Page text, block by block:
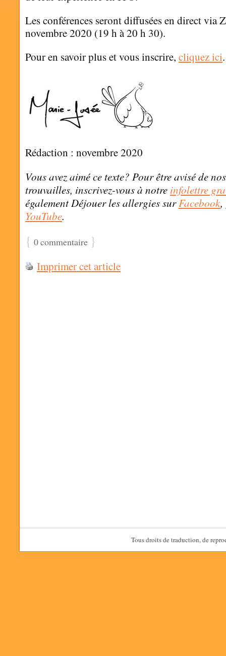
Les conférences seront diffusées en direct via
novembre 2020 (19 h à 20 h 30).
Pour en savoir plus et vous inscrire, cliquez ici.
Rédaction : novembre 2020
Vous avez aimé ce texte? Pour être avisé de
trouvailles, inscrivez-vous à notre infolettre
également Déjouer les allergies surFacebook,
YouTube.
{ 0 commentaire }
Imprimer cet article
Tous droits de traduction, de